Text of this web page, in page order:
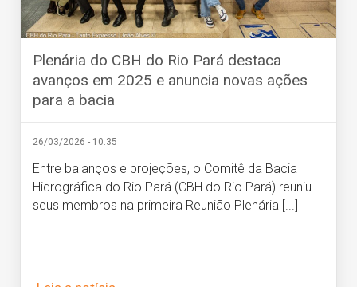
Plenária do CBH do Rio Pará destaca
avanços em 2025 e anuncia novas ações
para a bacia
26/03/2026 - 10:35
Entre balanços e projeções, o Comitê da Bacia
Hidrográfica do Rio Pará (CBH do Rio Pará) reuniu
seus membros na primeira Reunião Plenária [...]